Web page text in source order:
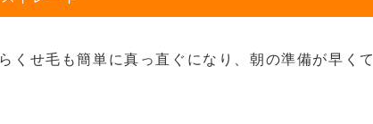
くせ毛も簡単に真っ直ぐになり、朝の準備が早くて